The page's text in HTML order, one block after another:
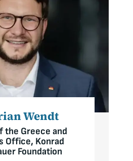
Wendt
the Greece and
Office, Konrad
Foundation